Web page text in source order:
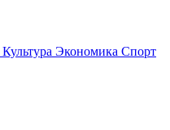
Культура Экономика Спорт